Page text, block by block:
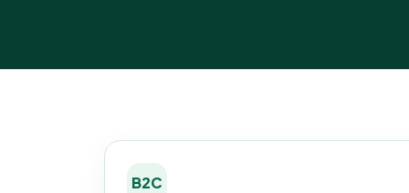
B2C